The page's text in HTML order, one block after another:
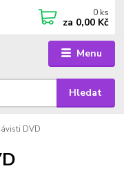
Menu
Hledat
0 ks
za 0,00 Kč
DVD